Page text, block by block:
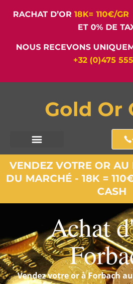
RACHAT D’OR 18K= 110€/GR
ET 0% DE
NOUS RECEVONS
+32 (0)475
Gold Or
VENDEZ VOTRE OR
DU MARCHÉ - 18K =
CASH
Achat
Vendez votre or à Forbach